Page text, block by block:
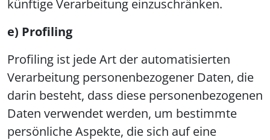
künftige Verarbeitung einzuschränken.
e) Profiling
Profiling ist jede Art der automatisierten
Verarbeitung personenbezogener Daten, die
darin besteht, dass diese personenbezogenen
Daten verwendet werden, um bestimmte
persönliche Aspekte, die sich auf eine